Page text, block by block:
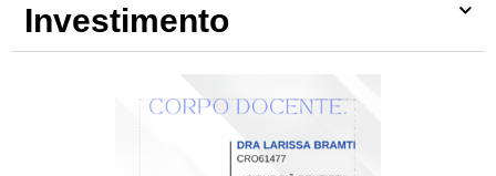
Investimento